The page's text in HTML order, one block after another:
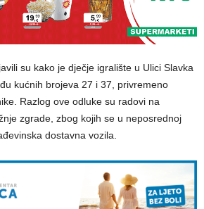
su kako je dječje igralište u Ulici Slavka
kućnih brojeva 27 i 37, privremeno
Razlog ove odluke su radovi na
zgrade, zbog kojih se u neposrednoj
dostavna vozila.